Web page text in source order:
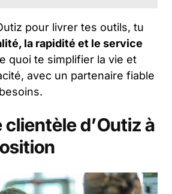
pour livrer tes outils, tu
la rapidité et le service
quoi te simplifier la vie et
avec un partenaire fiable
clientèle d’Outiz à